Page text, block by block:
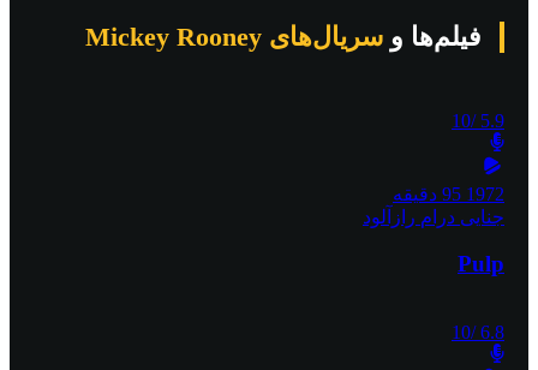
فیلم‌ها و سریال‌های Mickey Rooney
5.9
/10
1972 95 دقیقه
جنایی درام رازآلود
Pulp
6.8
/10